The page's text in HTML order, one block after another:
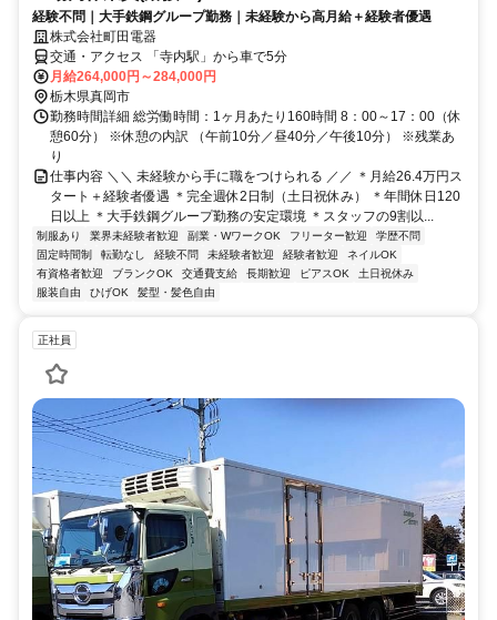
経験不問｜大手鉄鋼グループ勤務｜未経験から高月給＋経験者優遇
株式会社町田電器
交通・アクセス 「寺内駅」から車で5分
月給264,000円～284,000円
栃木県真岡市
勤務時間詳細 総労働時間：1ヶ月あたり160時間 8：00～17：00（休
憩60分） ※休憩の内訳 （午前10分／昼40分／午後10分） ※残業あ
り
仕事内容 ＼＼ 未経験から手に職をつけられる ／／ ＊月給26.4万円ス
タート＋経験者優遇 ＊完全週休2日制（土日祝休み） ＊年間休日120
日以上 ＊大手鉄鋼グループ勤務の安定環境 ＊スタッフの9割以...
制服あり 業界未経験者歓迎 副業・WワークOK フリーター歓迎
学歴不問
固定時間制
転勤なし 経験不問 未経験者歓迎 経験者歓迎
ネイルOK
有資格者歓迎
ブランクOK 交通費支給 長期歓迎 ピアスOK
土日祝休み
服装自由
ひげOK 髪型・髪色自由
正社員